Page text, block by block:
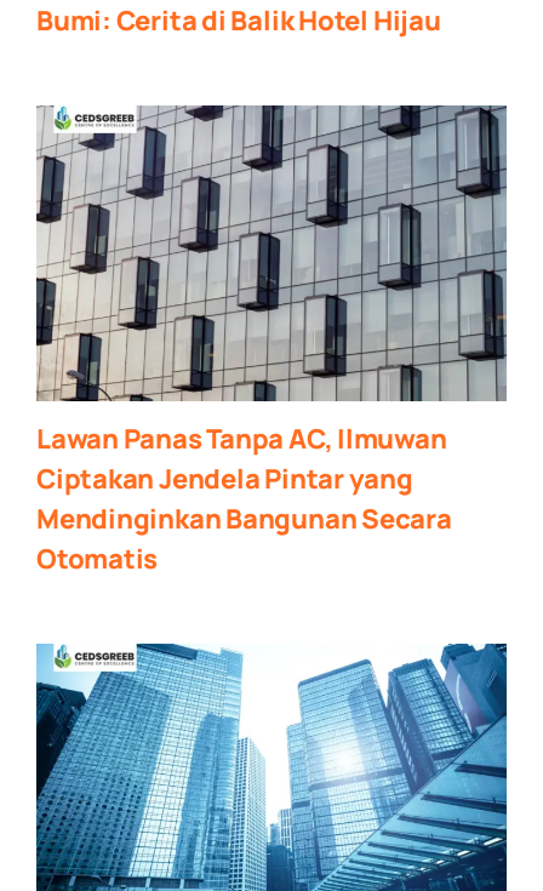
Bumi: Cerita di Balik Hotel Hijau
Lawan Panas Tanpa AC, Ilmuwan
Ciptakan Jendela Pintar yang
Mendinginkan Bangunan Secara
Otomatis